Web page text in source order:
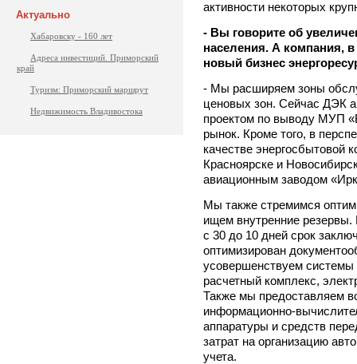
Актуально
Хабаровску - 160 лет
Адреса инвестиций. Приморский
край
Туризм: Приморский маршрут
Недвижимость Владивостока
активности некоторых
- Вы говорите об
населения. А компания,
новый бизнес
- Мы расширяем зоны
ценовых зон. Сейчас ДЭК
проектом по выводу МУП
рынок. Кроме того, в
качестве энергосбытовой
Красноярске и
авиационным заводом
Мы также стремимся
ищем внутренние
с 30 до 10 дней срок
оптимизирован
усовершенствуем системы
расчетный комплекс,
Также мы предоставляем
информационно-
аппаратуры и средств
затрат на организацию
учета.